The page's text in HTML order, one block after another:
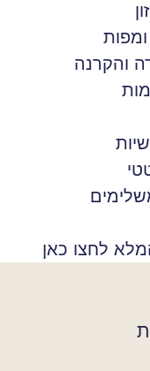
והקרנה
לחצו כאן